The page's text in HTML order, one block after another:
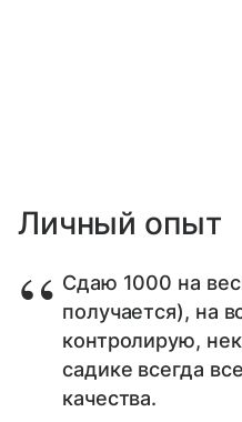
Личный опыт
Сдаю 1000 на
получается), на
контролирую,
садике всегда
качества.